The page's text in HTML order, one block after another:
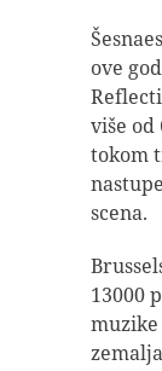
ove
više od
tokom
scena.
13000